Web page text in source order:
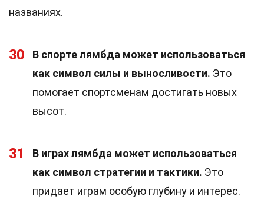
названиях.
30
В спорте лямбда может использоваться
как символ силы и выносливости. Это
помогает спортсменам достигать новых
высот.
31
В играх лямбда может использоваться
как символ стратегии и тактики. Это
придает играм особую глубину и интерес.